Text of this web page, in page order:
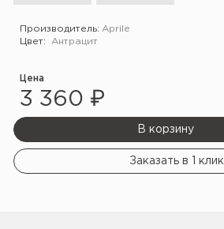
Производитель: Aprile
Цвет:
Антрацит
Цена
3 360 ₽
В корзину
Заказать в 1 клик